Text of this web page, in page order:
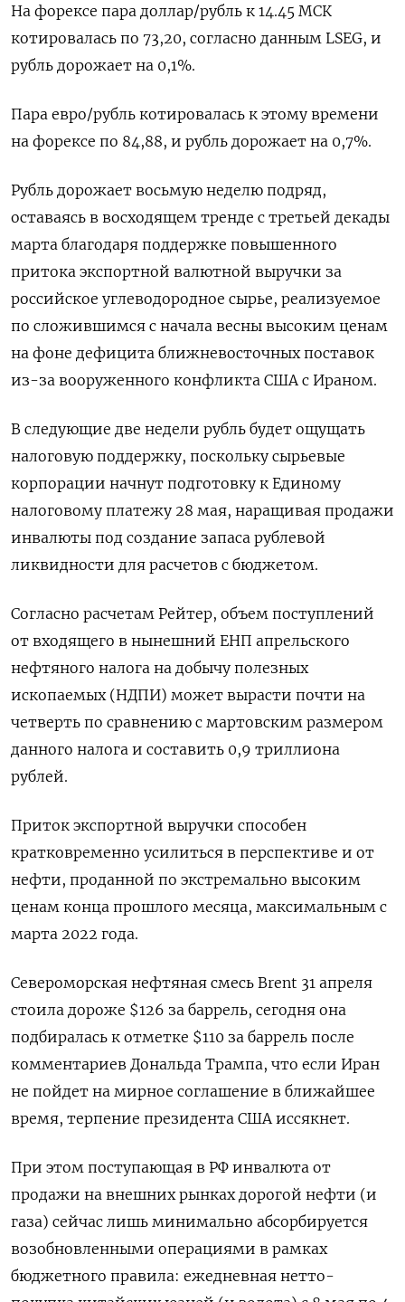
На форексе пара ​доллар/рубль к 14.45 МСК
котировалась по 73,20, согласно данным LSEG, и
рубль дорожает на ‌0,1%.
Пара евро/рубль котировалась к этому времени
на форексе по 84,88, и рубль дорожает на 0,7%.
Рубль ​дорожает восьмую неделю подряд,
оставаясь в восходящем тренде с третьей декады
марта благодаря поддержке повышенного
притока экспортной ‌валютной выручки за
российское углеводородное сырье, реализуемое
по сложившимся с начала весны высоким ценам
на фоне дефицита ближневосточных поставок
из-за вооруженного конфликта США с Ираном.
В следующие две недели ​рубль будет ощущать
налоговую поддержку, ​поскольку сырьевые
корпорации начнут ‌подготовку к Единому
налоговому платежу 28 мая, наращивая продажи
инвалюты под создание запаса рублевой
ликвидности для расчетов ​с бюджетом.
Согласно расчетам Рейтер, объем поступлений
от входящего в нынешний ЕНП апрельского
нефтяного налога на добычу полезных
ископаемых (НДПИ) может вырасти почти на
четверть по сравнению с мартовским размером
данного налога и составить 0,9 триллиона
рублей.
Приток экспортной выручки способен
кратковременно усилиться в перспективе и от
нефти, проданной по экстремально высоким
ценам конца прошлого месяца, максимальным с
марта 2022 года.
Североморская нефтяная смесь Brent 31 апреля
стоила дороже $126 за баррель, сегодня она
подбиралась к ​отметке $110 за баррель после
комментариев Дональда ⁠Трампа, что если Иран
не пойдет на мирное соглашение в ближайшее
время, терпение президента США иссякнет.
При этом поступающая в РФ инвалюта от
‌продажи на внешних рынках дорогой нефти (и
газа) сейчас лишь минимально абсорбируется
возобновленными операциями в рамках
‌бюджетного правила: ежедневная нетто-